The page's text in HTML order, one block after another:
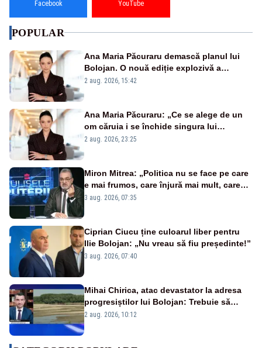
Facebook YouTube
POPULAR
Ana Maria Păcuraru demască planul lui
Bolojan. O nouă ediție explozivă a
emisiunii „Miza Zilei” la Realitatea PLUS
2 aug. 2026, 15:42
Ana Maria Păcuraru: „Ce se alege de un
om căruia i se închide singura lui
portiță?”
2 aug. 2026, 23:25
Miron Mitrea: „Politica nu se face pe care
e mai frumos, care înjură mai mult, care
țipă mai tare, ci pe proiecte”
3 aug. 2026, 07:35
Ciprian Ciucu ține culoarul liber pentru
Ilie Bolojan: „Nu vreau să fiu președinte!”
3 aug. 2026, 07:40
Mihai Chirica, atac devastator la adresa
progresiștilor lui Bolojan: Trebuie să
protejăm și natura, dar nu șținem omaneii
2 aug. 2026, 10:12